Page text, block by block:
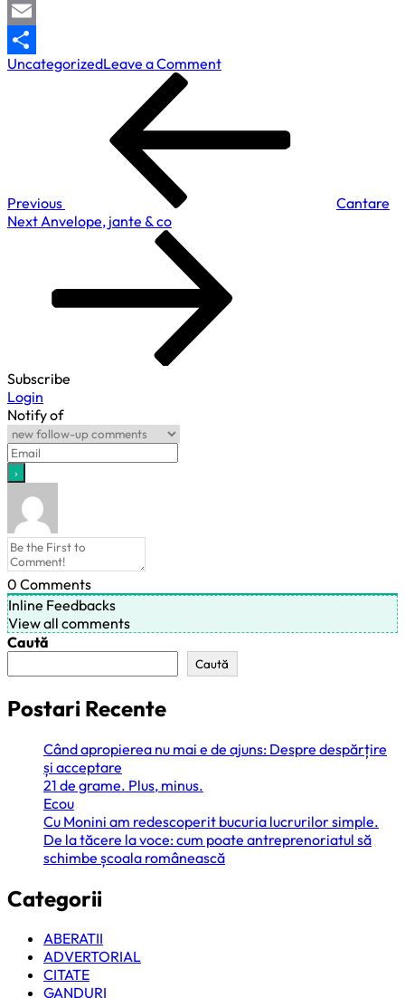
X
Email
Partajează
UncategorizedLeave a Commenton
Previous
Cantare
Next
Next Anvelope, jante & co
Subscribe
Login
Notify of
0 Comments
Inline Feedbacks
View all comments
Caută
Caută
Postari Recente
Când apropierea nu mai e de ajuns: Despre despărțire
și acceptare
21 de grame. Plus, minus.
Ecou
Cu Monini am redescoperit bucuria lucrurilor simple.
De la tăcere la voce: cum poate antreprenoriatul să
schimbe școala românească
Categorii
ABERATII
ADVERTORIAL
CITATE
GANDURI